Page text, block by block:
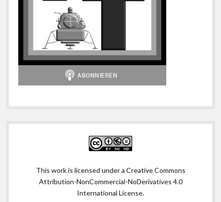
This work is licensed under a Creative Commons
Attribution-NonCommercial-NoDerivatives 4.0
International License.